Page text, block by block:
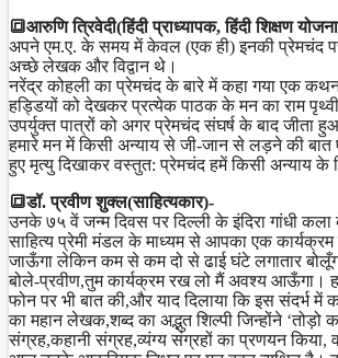
🔳आरुणि त्रिवेदी(हिंदी प्राध्यापक, हिंदी शिक्षण
अपने एम.ए. के समय में केवल (एक ही) इनकी प्रेमचंद
अच्छे लेखक और विद्वान थे।
नरेंद्र कोहली का प्रेमचंद के बारे में कहा गया एक कथन
हड्डियों को देखकर प्रत्येक पाठक के मन का राम
उपर्युक्त पात्रों को अगर प्रेमचंद संघर्ष के बाद
हमारे मन में किसी अन्याय से जी-जान से लड़ने की
हुए मृत्यु दिखाकर वस्तुत: प्रेमचंद हमें किसी अन्याय
🔳डॉ. प्रवीण शुक्ल(साहित्यकार)-
उनके ७५ वें जन्म दिवस पर दिल्ली के इंदिरा गांधी
साहित्य प्रेमी मंडल के माध्यम से आपका एक कार्यक्रम
जाऊँगा लेकिन कम से कम दो से ढाई घंटे लगातार
बोले-प्रवीण,तुम कार्यक्रम रख लो मैं अवश्य आऊँगा।
फोन पर भी बात की,और याद दिलाया कि इस संदर्भ
का महान लेखक,शब्द का अद्भुत शिल्पी जिन्होंने
संग्रह,कहानी संग्रह,व्यंग्य संग्रहों का प्रणयन